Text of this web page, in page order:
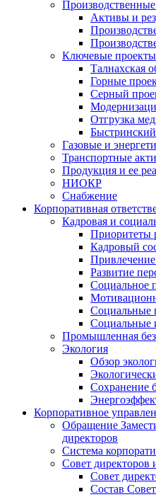
Активы и
Ключевые проекты
Талнахская
Горные
Серный
Отгрузка
Газовые и
Транспортные
Продукция и ее
НИОКР
Снабжение
Корпоративная
Кадровая и
Приоритеты
Кадровый
Привлечение
Развитие
Социальное
Социальные
Социальные
Промышленная
Экология
Обзор
Сохранение
Корпоративное
Обращение
директоров
Система
Совет директоров
Совет
Состав